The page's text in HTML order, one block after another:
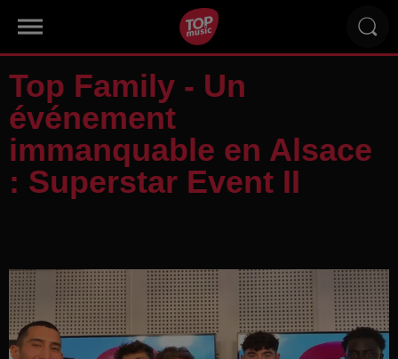
Top Family - Un
événement
immanquable en Alsace
: Superstar Event II